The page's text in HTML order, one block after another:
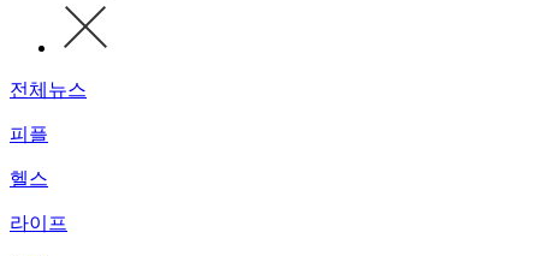
전체뉴스
피플
헬스
라이프